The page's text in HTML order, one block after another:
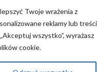
Twoje wrażenia z
reklamy lub treści
wszystko”, wyrażasz
cookie.